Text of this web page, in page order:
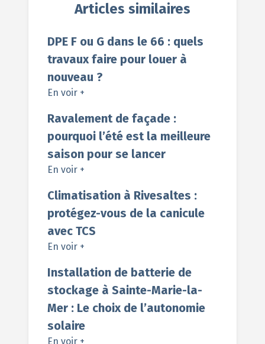
Articles similaires
DPE F ou G dans le 66 : quels
travaux faire pour louer à
nouveau ?
En voir +
Ravalement de façade :
pourquoi l’été est la meilleure
saison pour se lancer
En voir +
Climatisation à Rivesaltes :
protégez-vous de la canicule
avec TCS
En voir +
Installation de batterie de
stockage à Sainte-Marie-la-
Mer : Le choix de l’autonomie
solaire
En voir +